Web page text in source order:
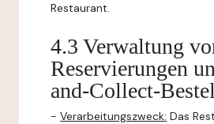
Restaurant.
4.3 Verwaltung
Reservierungen
and-Collect-
- Verarbeitungszweck: Das